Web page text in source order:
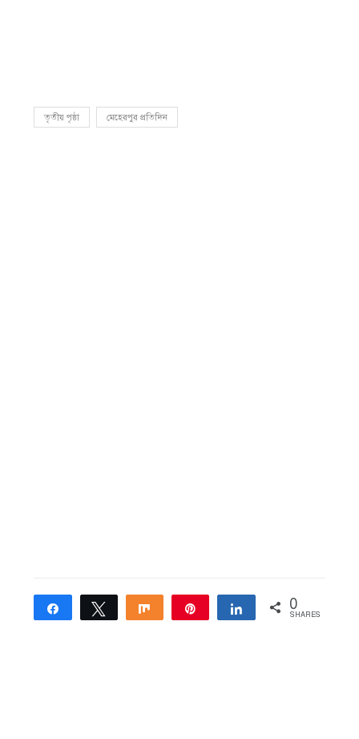
তৃতীয় পৃষ্ঠা মেহেরপুর প্রতিদিন
Share Tweet Share Share 0
SHARES